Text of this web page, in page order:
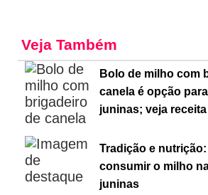
Veja Também
Bolo de milho com
canela é opção
juninas; veja receita
Tradição e
consumir o milho
juninas